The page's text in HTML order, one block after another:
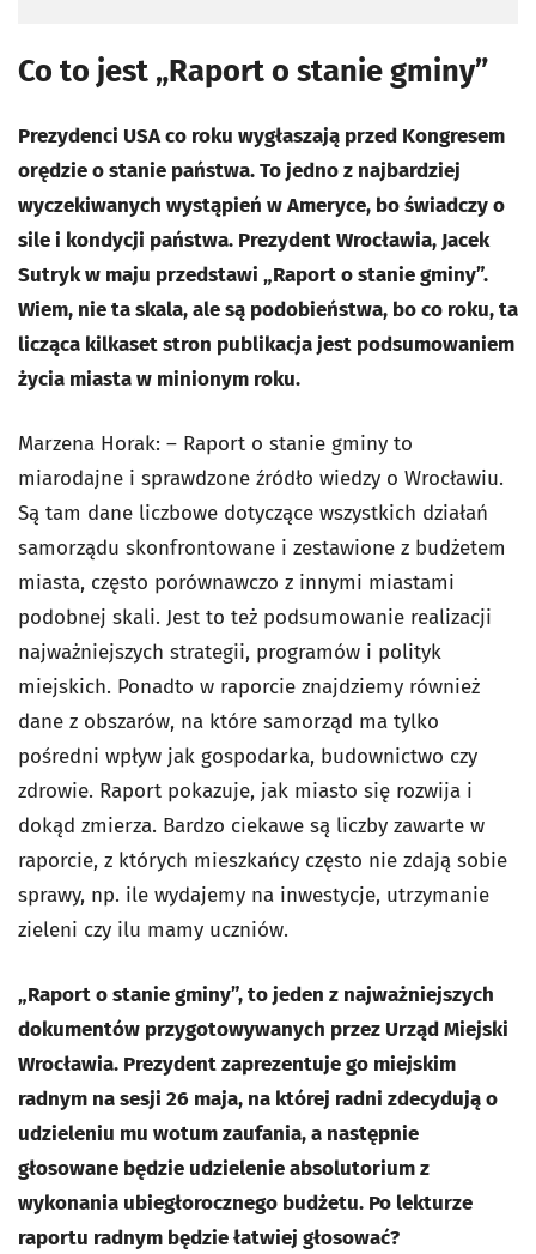
Co to jest „Raport o stanie gminy”
Prezydenci USA co roku wygłaszają przed Kongresem
orędzie o stanie państwa. To jedno z najbardziej
wyczekiwanych wystąpień w Ameryce, bo świadczy o
sile i kondycji państwa. Prezydent Wrocławia, Jacek
Sutryk w maju przedstawi „Raport o stanie gminy”.
Wiem, nie ta skala, ale są podobieństwa, bo co roku, ta
licząca kilkaset stron publikacja jest podsumowaniem
życia miasta w minionym roku.
Marzena Horak: – Raport o stanie gminy to
miarodajne i sprawdzone źródło wiedzy o Wrocławiu.
Są tam dane liczbowe dotyczące wszystkich działań
samorządu skonfrontowane i zestawione z budżetem
miasta, często porównawczo z innymi miastami
podobnej skali. Jest to też podsumowanie realizacji
najważniejszych strategii, programów i polityk
miejskich. Ponadto w raporcie znajdziemy również
dane z obszarów, na które samorząd ma tylko
pośredni wpływ jak gospodarka, budownictwo czy
zdrowie. Raport pokazuje, jak miasto się rozwija i
dokąd zmierza. Bardzo ciekawe są liczby zawarte w
raporcie, z których mieszkańcy często nie zdają sobie
sprawy, np. ile wydajemy na inwestycje, utrzymanie
zieleni czy ilu mamy uczniów.
„Raport o stanie gminy”, to jeden z najważniejszych
dokumentów przygotowywanych przez Urząd Miejski
Wrocławia. Prezydent zaprezentuje go miejskim
radnym na sesji 26 maja, na której radni zdecydują o
udzieleniu mu wotum zaufania, a następnie
głosowane będzie udzielenie absolutorium z
wykonania ubiegłorocznego budżetu. Po lekturze
raportu radnym będzie łatwiej głosować?